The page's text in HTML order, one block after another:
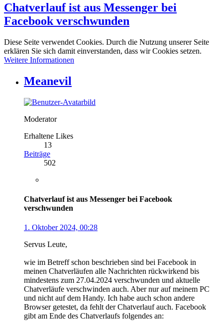
Chatverlauf ist aus Messenger bei
Facebook verschwunden
Diese Seite verwendet Cookies. Durch die Nutzung unserer Seite
erklären Sie sich damit einverstanden, dass wir Cookies setzen.
Weitere Informationen
Meanevil
Moderator
Erhaltene Likes
13
Beiträge
502
Chatverlauf ist aus Messenger bei Facebook
verschwunden
1. Oktober 2024, 00:28
Servus Leute,
wie im Betreff schon beschrieben sind bei Facebook in
meinen Chatverläufen alle Nachrichten rückwirkend bis
mindestens zum 27.04.2024 verschwunden und aktuelle
Chatverläufe verschwinden auch. Aber nur auf meinem PC
und nicht auf dem Handy. Ich habe auch schon andere
Browser getestet, da fehlt der Chatverlauf auch. Facebook
gibt am Ende des Chatverlaufs folgendes an: